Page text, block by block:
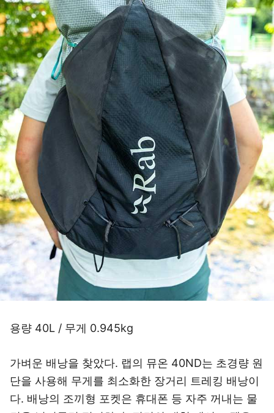
용량 40L / 무게 0.945kg
가벼운 배낭을 찾았다. 랩의 뮤온 40ND는 초경량 원
단을 사용해 무게를 최소화한 장거리 트레킹 배낭이
다. 배낭의 조끼형 포켓은 휴대폰 등 자주 꺼내는 물